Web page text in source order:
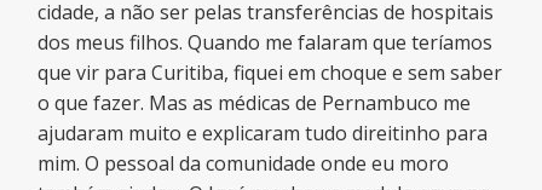
cidade, a não ser pelas transferências de hospitais
dos meus filhos. Quando me falaram que teríamos
que vir para Curitiba, fiquei em choque e sem saber
o que fazer. Mas as médicas de Pernambuco me
ajudaram muito e explicaram tudo direitinho para
mim. O pessoal da comunidade onde eu moro